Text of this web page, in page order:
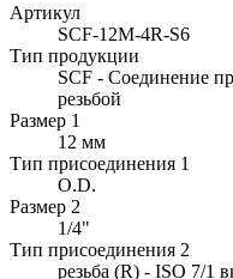
Артикул
SCF-12M-4R-S6
Тип продукции
SCF - Соединение
резьбой
Размер 1
12 мм
Тип присоединения 1
O.D.
Размер 2
1/4"
Тип присоединения 2
резьба (R) - ISO 7/1